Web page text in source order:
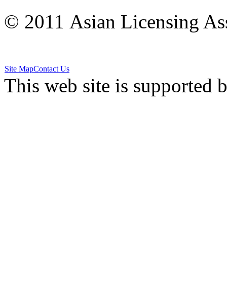
© 2011 Asian Licensing
Site MapContact Us
This web site is supported